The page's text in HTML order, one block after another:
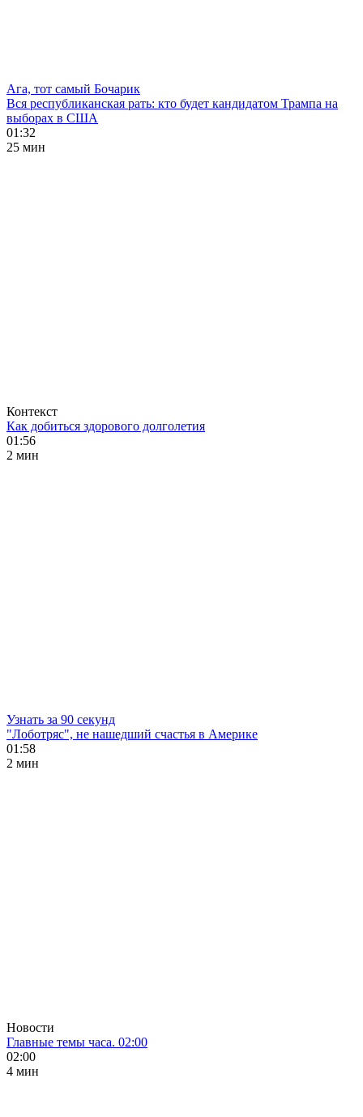
Ага, тот самый Бочарик
Вся республиканская рать: кто будет кандидатом Трампа на
выборах в США
01:32
25 мин
Контекст
Как добиться здорового долголетия
01:56
2 мин
Узнать за 90 секунд
"Лоботряс", не нашедший счастья в Америке
01:58
2 мин
Новости
Главные темы часа. 02:00
02:00
4 мин